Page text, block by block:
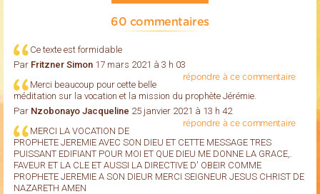
60 commentaires
Ce texte est formidable
Par Fritzner Simon 17 mars 2021 à 3 h 03
répondre à ce commentaire
Merci beaucoup pour cette belle
méditation sur la vocation et la mission du prophète Jérémie.
Par Nzobonayo Jacqueline 25 janvier 2021 à 13 h 42
répondre à ce commentaire
MERCI LA VOCATION DE
PROPHETE JEREMIE AVEC SON DIEU ET CETTE MESSAGE TRES
PUISSANT EDIFIANT POUR MOI ET QUE DIEU ME DONNE LA GRACE,.
FAVEUR ET LA CLE ET AUSSI LA DIRECTIVE D' OBEIR COMME
PROPHETE JEREMIE A SON DIEUR MERCI SEIGNEUR JESUS CHRIST DE
NAZARETH AMEN